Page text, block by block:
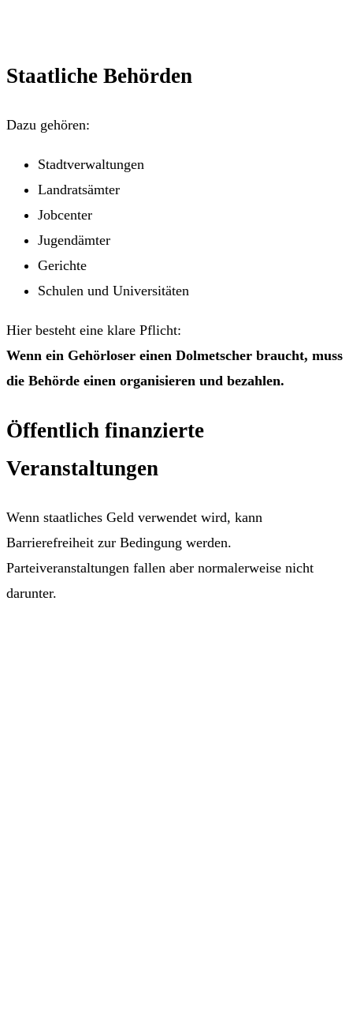
Staatliche Behörden
Dazu gehören:
Stadtverwaltungen
Landratsämter
Jobcenter
Jugendämter
Gerichte
Schulen und Universitäten
Hier besteht eine klare Pflicht:
Wenn ein Gehörloser einen Dolmetscher braucht, muss
die Behörde einen organisieren und bezahlen.
Öffentlich finanzierte
Veranstaltungen
Wenn staatliches Geld verwendet wird, kann
Barrierefreiheit zur Bedingung werden.
Parteiveranstaltungen fallen aber normalerweise nicht
darunter.